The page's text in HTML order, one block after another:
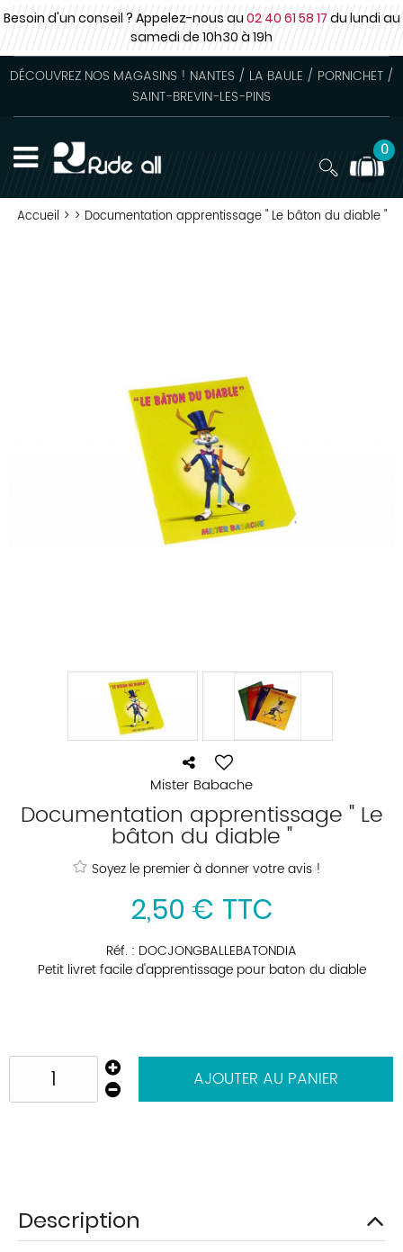
Besoin d'un conseil ? Appelez-nous au02 40 61 58 17du lundi au
samedide 10h30 à 19h
DÉCOUVREZ NOS MAGASINS ! NANTES / LA BAULE / PORNICHET /
SAINT-BREVIN-LES-PINS
0
Accueil > > Documentation apprentissage " Le bâton du diable "
Mister Babache
Documentation apprentissage " Le
bâton du diable "
Soyez le premier à donner votre avis !
2,50 € TTC
Réf. : DOCJONGBALLEBATONDIA
Petit livret facile d'apprentissage pour baton du diable
AJOUTER AU PANIER
Description